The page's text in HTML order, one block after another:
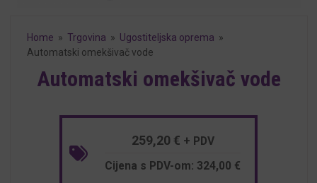
Home » Trgovina » Ugostiteljska oprema »
Automatski omekšivač vode
Automatski omekšivač vode
259,20 € + PDV
Cijena s PDV-om: 324,00 €